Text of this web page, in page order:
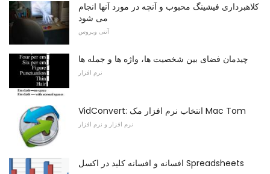
کلاهبرداری فیشینگ محبوب و آنچه در مورد آنها انجام
می شود
آنتی ویروس
چیدمان فضای بین شخصیت ها، واژه ها و جمله ها
نرم افزار
VidConvert: انتخاب نرم افزار مک Mac Tom
نرم افزار و نرم افزار
افسانه و افسانه کلید در اکسل Spreadsheets